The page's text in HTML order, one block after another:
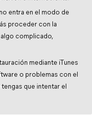
entra en el modo de
proceder con la
complicado,
mediante iTunes
o problemas con el
que intentar el